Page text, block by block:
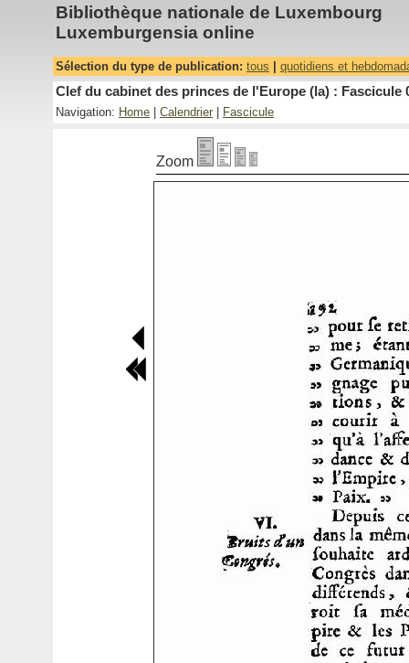
Bibliothèque nationale de Luxembourg
Luxemburgensia online
Sélection du type de publication: tous quotidiens et
Clef du cabinet des princes de l'Europe (la) : Fascicule
Navigation: Home Calendrier Fascicule
Zoom